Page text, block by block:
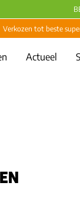
Verkozen tot beste
Actueel